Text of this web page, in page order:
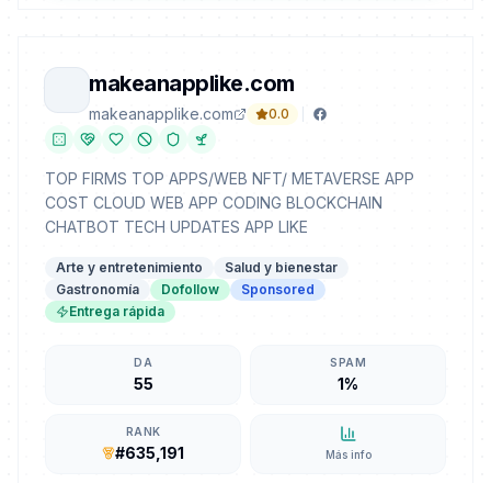
makeanapplike.com
makeanapplike.com 0.0
TOP FIRMS TOP APPS/WEB NFT/ METAVERSE APP
COST CLOUD WEB APP CODING BLOCKCHAIN
CHATBOT TECH UPDATES APP LIKE
Arte y entretenimiento
Salud y bienestar
Gastronomía
Dofollow
Sponsored
Entrega rápida
DA
55
SPAM
1%
RANK
#635,191 Más info